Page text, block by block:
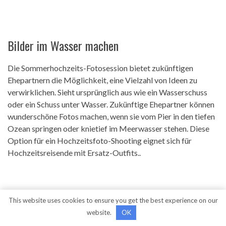
Bilder im Wasser machen
Die Sommerhochzeits-Fotosession bietet zukünftigen
Ehepartnern die Möglichkeit, eine Vielzahl von Ideen zu
verwirklichen. Sieht ursprünglich aus wie ein Wasserschuss
oder ein Schuss unter Wasser. Zukünftige Ehepartner können
wunderschöne Fotos machen, wenn sie vom Pier in den tiefen
Ozean springen oder knietief im Meerwasser stehen. Diese
Option für ein Hochzeitsfoto-Shooting eignet sich für
Hochzeitsreisende mit Ersatz-Outfits..
This website uses cookies to ensure you get the best experience on our
website.
OK